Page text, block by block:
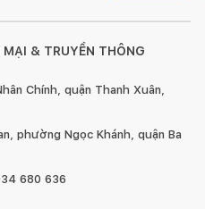
& TRUYỀN THÔNG
Chính, quận Thanh Xuân,
phường Ngọc Khánh, quận Ba
680 636